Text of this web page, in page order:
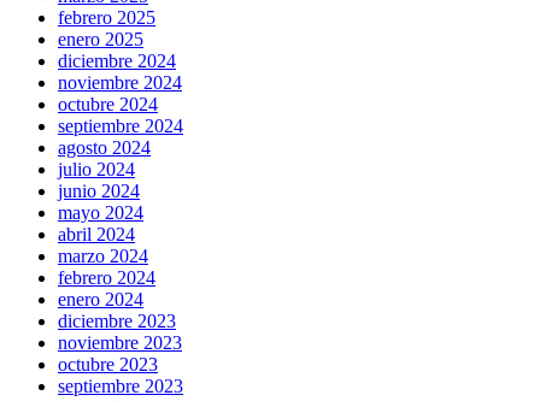
febrero 2025
enero 2025
diciembre 2024
noviembre 2024
octubre 2024
septiembre 2024
agosto 2024
julio 2024
junio 2024
mayo 2024
abril 2024
marzo 2024
febrero 2024
enero 2024
diciembre 2023
noviembre 2023
octubre 2023
septiembre 2023